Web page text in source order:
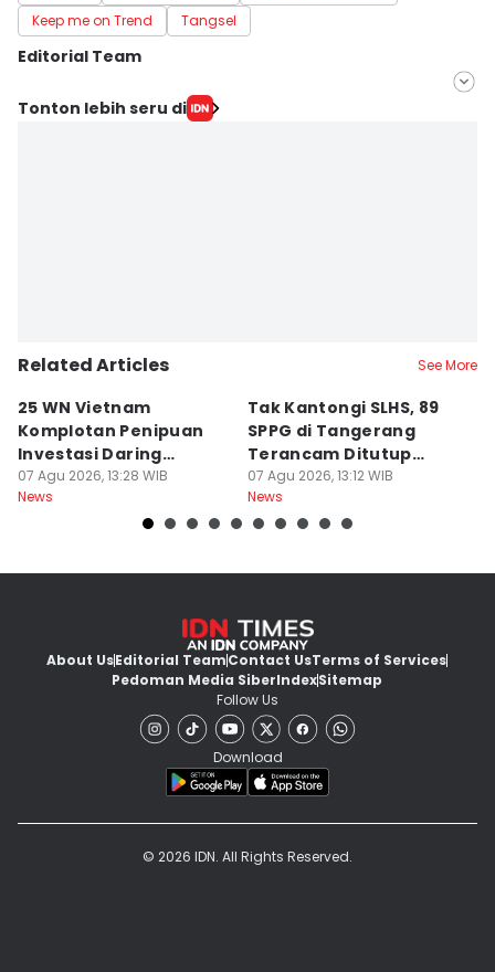
Keep me on Trend
Tangsel
Editorial Team
Editor
Tonton lebih seru di
Related Articles See More
25 WN Vietnam
Komplotan Penipuan
Investasi Daring
Dideportasi
07 Agu 2026, 13:28 WIB
News
Tak Kantongi SLHS, 89
SPPG di Tangerang
Terancam Ditutup
Permanen
07 Agu 2026, 13:12 WIB
News
About UsEditorial TeamContact UsTerms of Services
Pedoman Media SiberIndexSitemap
Follow Us
Download
© 2026 IDN. All Rights Reserved.